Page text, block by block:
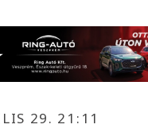
29. 21:11